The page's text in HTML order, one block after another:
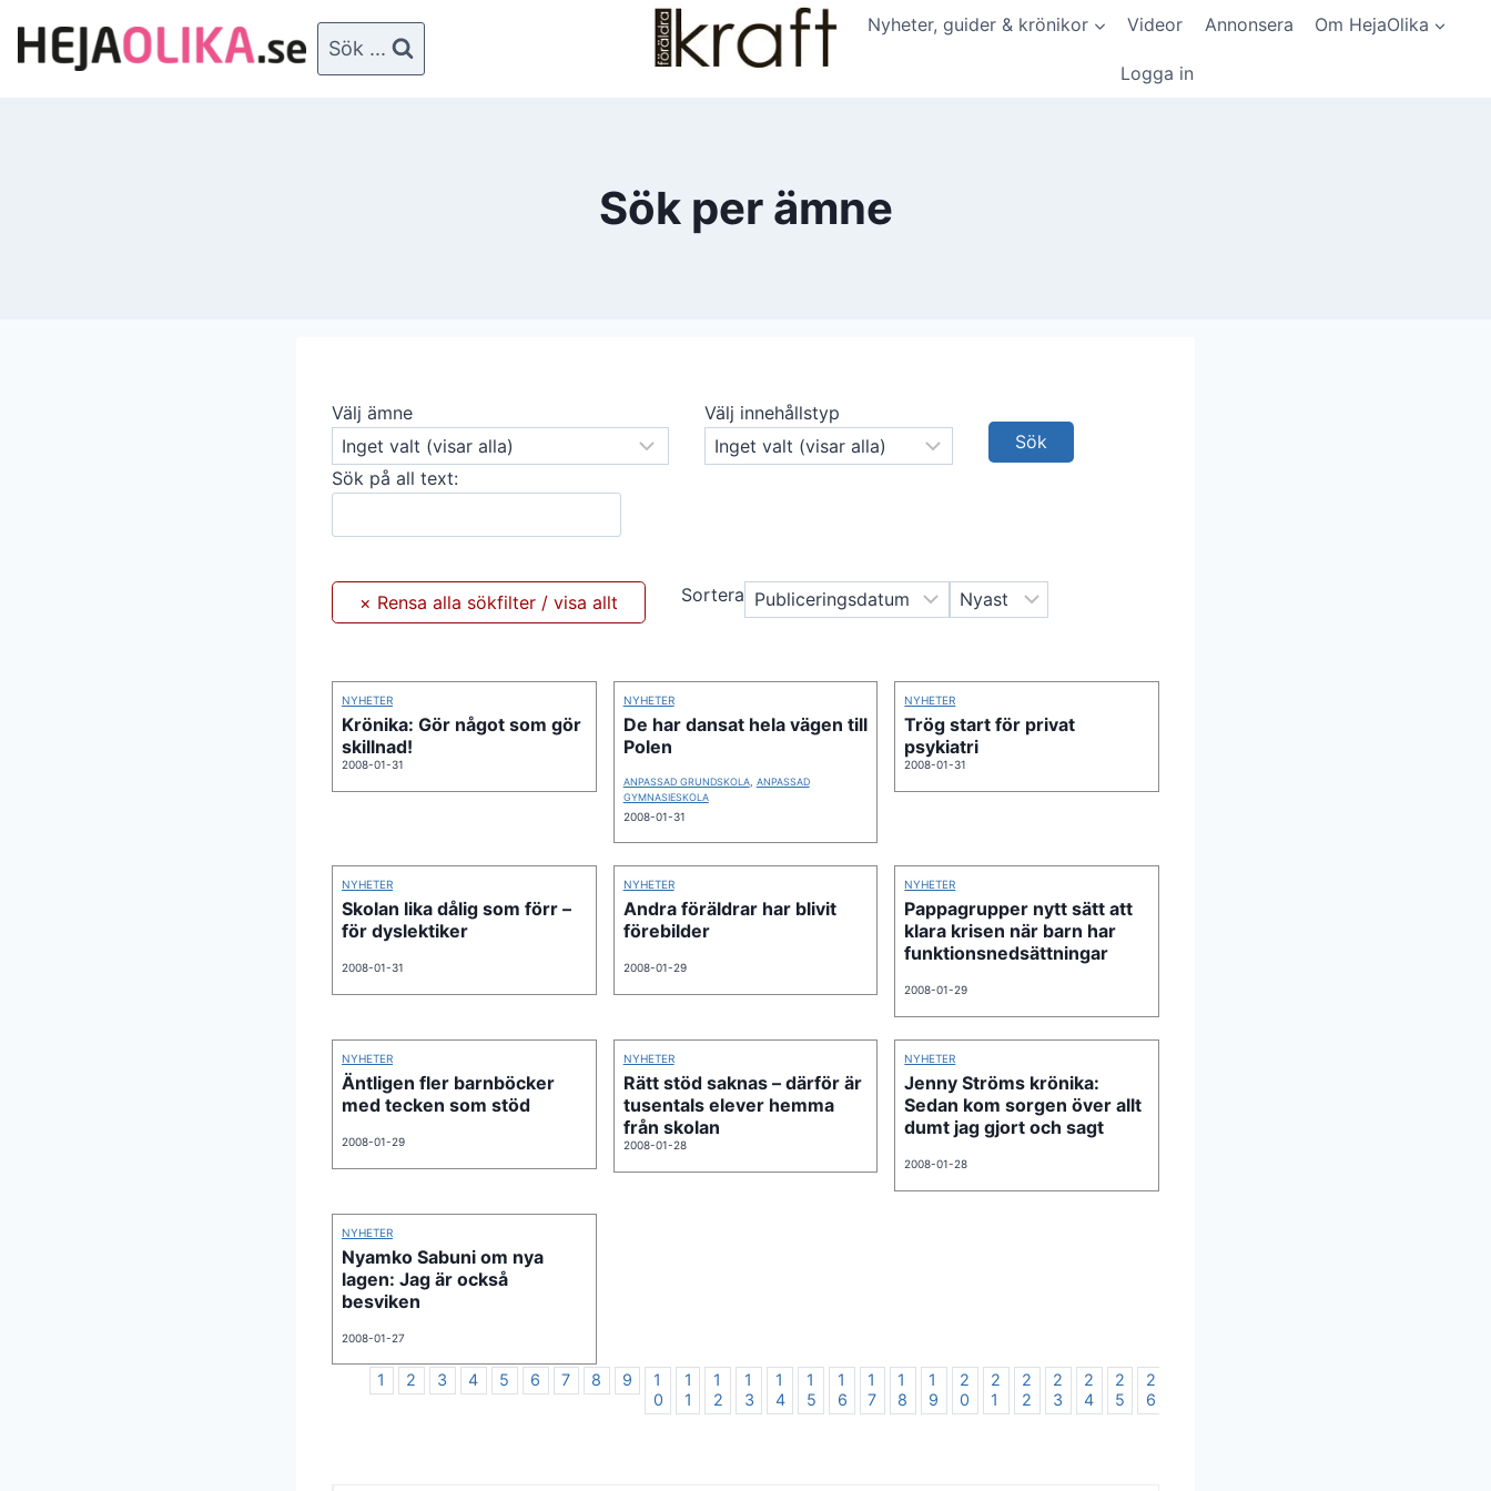
content
Sök ...
Nyheter, guider & krönikor Videor Annonsera Om HejaOlika
Logga in
Sök per ämne
Välj ämne Välj innehållstyp
Sök på all text:
Sortera
NYHETER
Krönika: Gör något som gör
skillnad!
2008-01-31
NYHETER
De har dansat hela vägen till
Polen
ANPASSAD GRUNDSKOLA, ANPASSAD
GYMNASIESKOLA
2008-01-31
NYHETER
Trög start för privat
psykiatri
2008-01-31
NYHETER
Skolan lika dålig som förr –
för dyslektiker
2008-01-31
NYHETER
Andra föräldrar har blivit
förebilder
2008-01-29
NYHETER
Pappagrupper nytt sätt att
klara krisen när barn har
funktionsnedsättningar
2008-01-29
NYHETER
Äntligen fler barnböcker
med tecken som stöd
2008-01-29
NYHETER
Rätt stöd saknas – därför är
tusentals elever hemma
från skolan
2008-01-28
NYHETER
Jenny Ströms krönika:
Sedan kom sorgen över allt
dumt jag gjort och sagt
2008-01-28
NYHETER
Nyamko Sabuni om nya
lagen: Jag är också
besviken
2008-01-27
1 2 3 4 5 6 7 8 9
1
0
1
1
1
2
1
3
1
4
1
5
1
6
1
7
1
8
1
9
2
0
2
1
2
2
2
3
2
4
2
5
2
6